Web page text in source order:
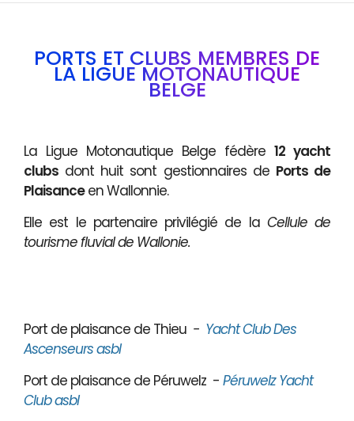
PORTS ET CLUBS MEMBRES DE
LA LIGUE MOTONAUTIQUE
BELGE
La Ligue Motonautique Belge fédère 12 yacht
clubs dont huit sont gestionnaires de Ports de
Plaisanceen Wallonnie.
Elle est le partenaire privilégié de la Cellule de
tourisme fluvial de Wallonie.
Port de plaisance de Thieu - Yacht Club Des
Ascenseurs asbl
Port de plaisance de Péruwelz - Péruwelz Yacht
Club asbl